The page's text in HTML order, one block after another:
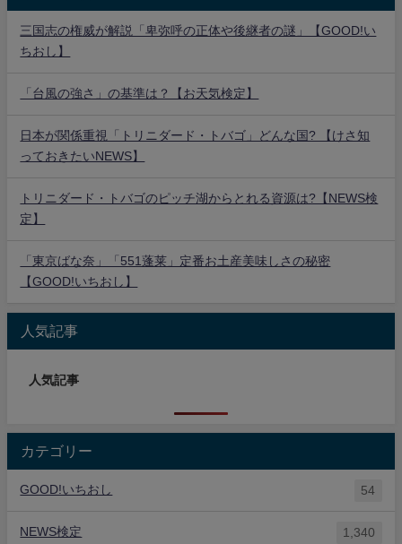
三国志の権威が解説「卑弥呼の正体や後継者の謎」【GOOD!い
ちおし】
「台風の強さ」の基準は？【お天気検定】
日本が関係重視「トリニダード・トバゴ」どんな国? 【けさ知
っておきたいNEWS】
トリニダード・トバゴのピッチ湖からとれる資源は?【NEWS検
定】
「東京ばな奈」「551蓬莱」定番お土産美味しさの秘密
【GOOD!いちおし】
人気記事
人気記事
カテゴリー
GOOD!いちおし 54
NEWS検定 1,340